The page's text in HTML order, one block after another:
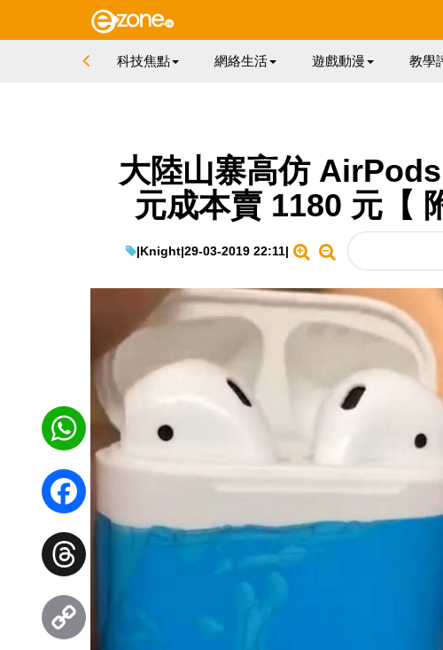
科技焦點 網絡生活 遊戲動漫 教學
大陸山寨高仿
元成本賣 1180 元【
|Knight|29-03-2019 22:11|
WhatsApp
Facebook
Threads